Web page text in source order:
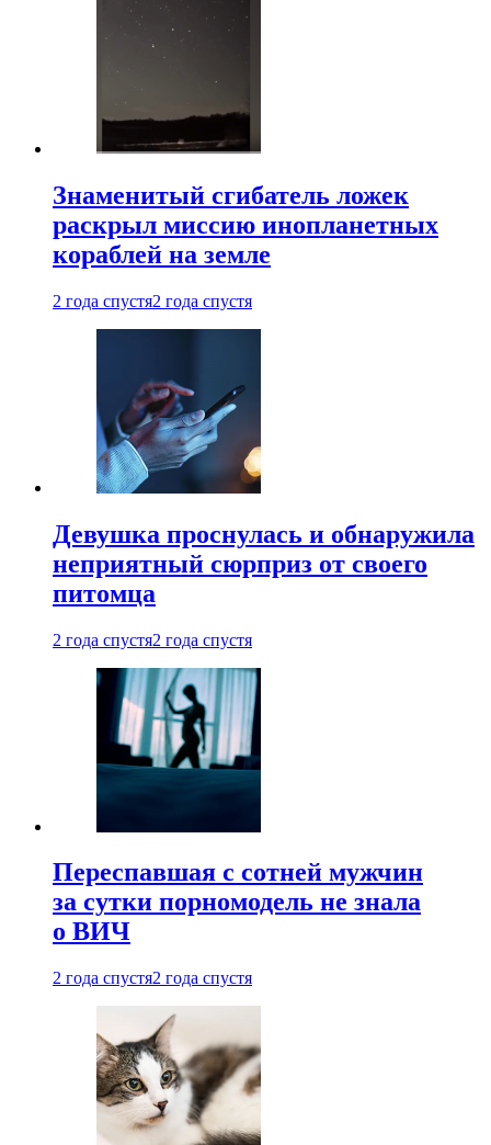
Знаменитый сгибатель ложек
раскрыл миссию инопланетных
кораблей на земле
2 года спустя2 года спустя
Девушка проснулась и обнаружила
неприятный сюрприз от своего
питомца
2 года спустя2 года спустя
Переспавшая с сотней мужчин
за сутки порномодель не знала
о ВИЧ
2 года спустя2 года спустя